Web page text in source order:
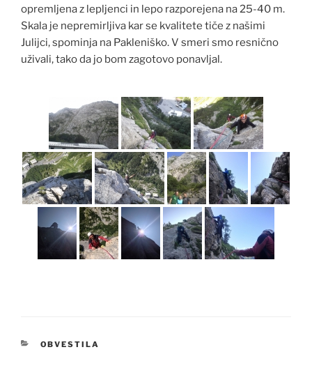
opremljena z lepljenci in lepo razporejena na 25-40 m.
Skala je nepremirljiva kar se kvalitete tiče z našimi
Julijci, spominja na Pakleniško. V smeri smo resnično
uživali, tako da jo bom zagotovo ponavljal.
KATEGORIJE
OBVESTILA